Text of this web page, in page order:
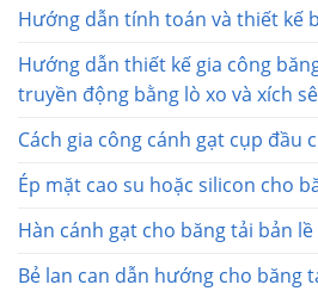
Hướng dẫn tính toán và thiết kế
Hướng dẫn thiết kế gia công
truyền động bằng lò xo và xích
Cách gia công cánh gạt cụp đầu
Ép mặt cao su hoặc silicon cho
Hàn cánh gạt cho băng tải bản lề
Bẻ lan can dẫn hướng cho băng